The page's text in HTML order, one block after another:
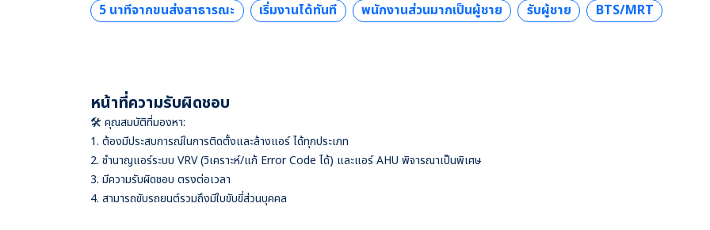
5 นาทีจากขนส่งสาธารณะ เริ่มงานได้ทันที พนักงานส่วนมากเป็นผู้ชาย รับผู้ชาย BTS/MRT
หน้าที่ความรับผิดชอบ
🛠 คุณสมบัติที่มองหา:
1. ต้องมีประสบการณ์ในการติดตั้งและล้างแอร์ ได้ทุกประเภท
2. ชำนาญแอร์ระบบ VRV (วิเคราะห์/แก้ Error Code ได้) และแอร์ AHU พิจารณาเป็นพิเศษ
3. มีความรับผิดชอบ ตรงต่อเวลา
4. สามารถขับรถยนต์รวมถึงมีใบขับขี่ส่วนบุคคล